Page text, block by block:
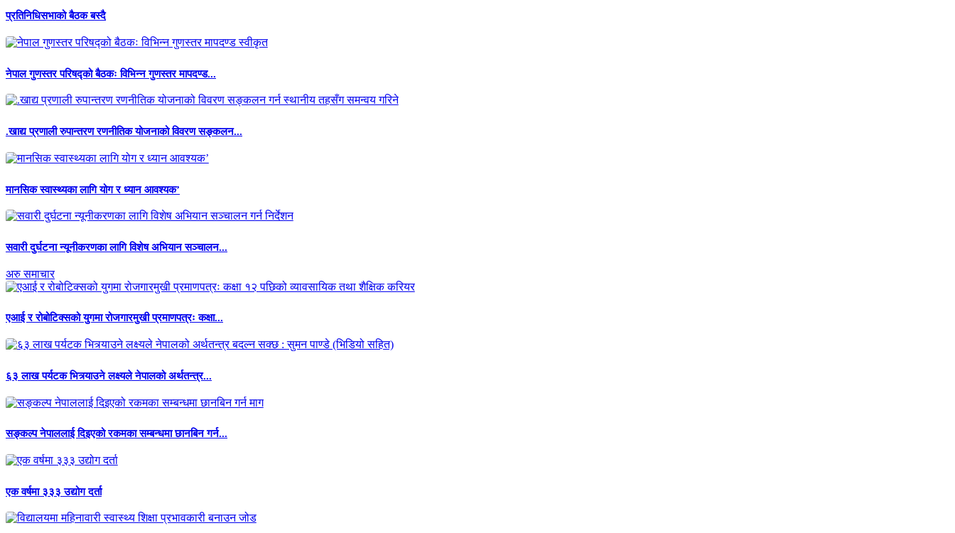
प्रतिनिधिसभाको बैठक बस्दै
नेपाल गुणस्तर परिषद्को बैठकः विभिन्न गुणस्तर मापदण्ड...
.खाद्य प्रणाली रुपान्तरण रणनीतिक योजनाको विवरण सङ्कलन...
मानसिक स्वास्थ्यका लागि योग र ध्यान आवश्यक’
सवारी दुर्घटना न्यूनीकरणका लागि विशेष अभियान सञ्चालन...
अरु समाचार
एआई र रोबोटिक्सको युगमा रोजगारमुखी प्रमाणपत्रः कक्षा...
६३ लाख पर्यटक भित्र्याउने लक्ष्यले नेपालको अर्थतन्त्र...
सङ्कल्प नेपाललाई दिइएको रकमका सम्बन्धमा छानबिन गर्न...
एक वर्षमा ३३३ उद्योग दर्ता